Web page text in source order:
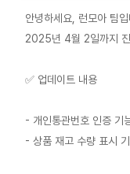
안녕하세요, 런모아 팀
2025년 4월 2일까지 진
✅ 업데이트 내용
- 개인통관번호 인증 기
- 상품 재고 수량 표시